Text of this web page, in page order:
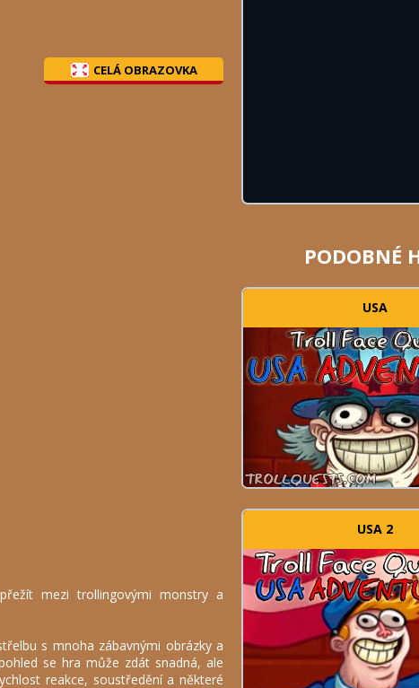
CELÁ OBRAZOVKA
mezi trollingovými monstry a
s mnoha zábavnými obrázky a
se hra může zdát snadná, ale
reakce, soustředění a některé
PODOBNÉ
USA
USA 2